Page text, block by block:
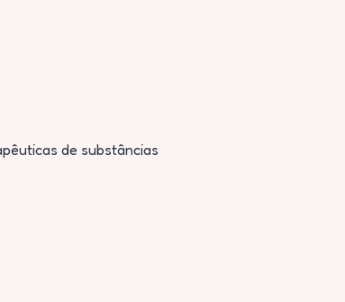
de substâncias